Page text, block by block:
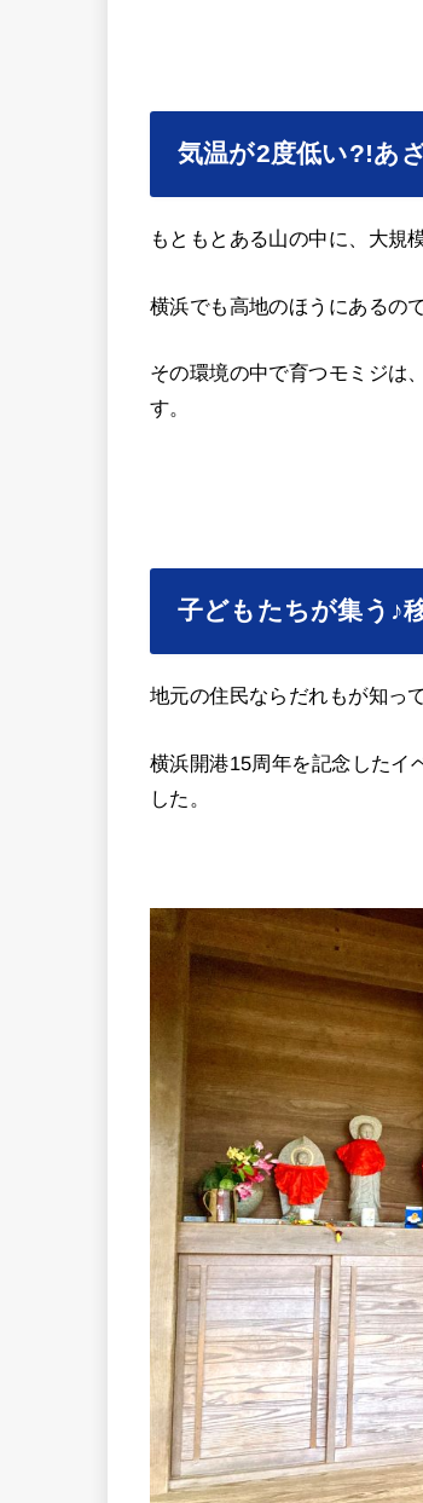
気温が2度低い?!あ
もともとある山の中に、大規
横浜でも高地のほうにあるの
その環境の中で育つモミジは
す。
子どもたちが集う♪
地元の住民ならだれもが知っ
横浜開港15周年を記念したイ
した。